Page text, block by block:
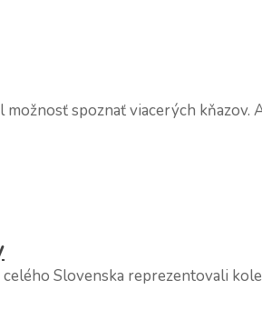
možnosť spoznať viacerých
Slovenska reprezentovali